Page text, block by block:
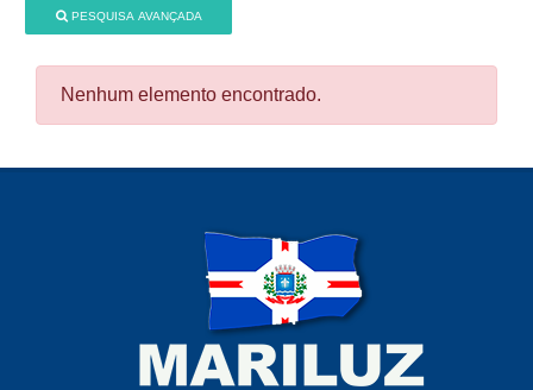
PESQUISA AVANÇADA
Nenhum elemento encontrado.